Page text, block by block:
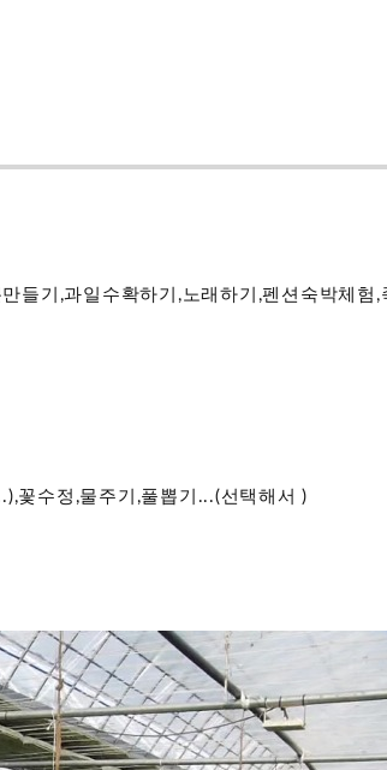
기,과일수확하기,노래하기,펜션숙박체험,
꽃수정,물주기,풀뽑기...(선택해서 )